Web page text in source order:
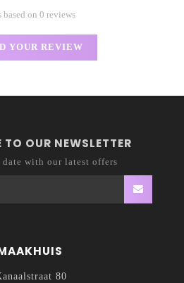
based on 0 reviews
YOUR REVIEW
OUR NEWSLETTER
with our latest offers
80